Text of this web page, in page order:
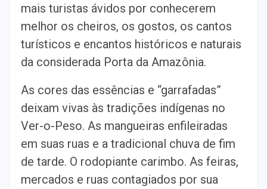
mais turistas ávidos por conhecerem
melhor os cheiros, os gostos, os cantos
turísticos e encantos históricos e naturais
da considerada Porta da Amazônia.
As cores das essências e “garrafadas”
deixam vivas às tradições indígenas no
Ver-o-Peso. As mangueiras enfileiradas
em suas ruas e a tradicional chuva de fim
de tarde. O rodopiante carimbo. As feiras,
mercados e ruas contagiados por sua